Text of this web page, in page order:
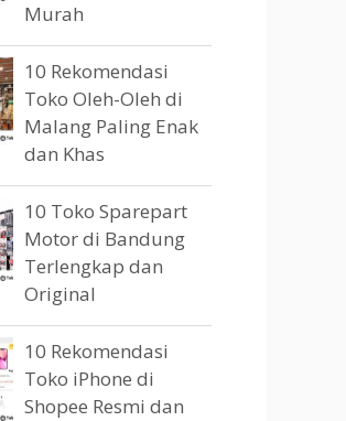
Murah
10 Rekomendasi
Toko Oleh-Oleh di
Malang Paling Enak
dan Khas
10 Toko Sparepart
Motor di Bandung
Terlengkap dan
Original
10 Rekomendasi
Toko iPhone di
Shopee Resmi dan